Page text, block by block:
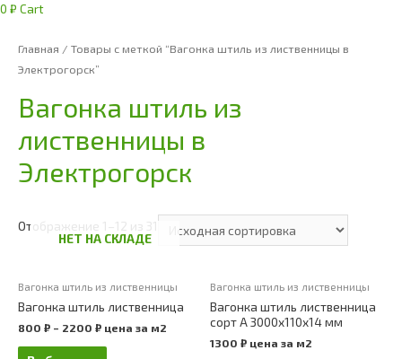
0 ₽ Cart
Главная / Товары с меткой “Вагонка штиль из лиственницы в
Электрогорск”
Вагонка штиль из
лиственницы в
Электрогорск
Отображение 1–12 из 31
НЕТ НА СКЛАДЕ
Вагонка штиль из лиственницы
Вагонка штиль лиственница
800 ₽ – 2200 ₽ цена за м2
Вагонка штиль из лиственницы
Вагонка штиль лиственница
сорт А 3000х110х14 мм
1300 ₽ цена за м2